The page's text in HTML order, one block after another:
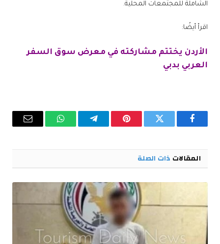
الشاملة للمجتمعات المحلية.
اقرأ أيضًا:
الأردن يختتم مشاركته في معرض سوق السفر
العربي بدبي
فيسبوك تويتر بينتيريستتيلقرام واتساب البريد
المقالات ذات الصلة